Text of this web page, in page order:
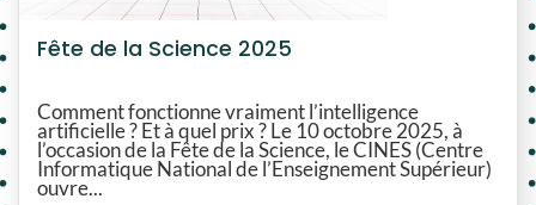
Fête de la Science 2025
Comment fonctionne vraiment l’intelligence
artificielle ? Et à quel prix ? Le 10 octobre 2025, à
l’occasion de la Fête de la Science, le CINES (Centre
Informatique National de l’Enseignement Supérieur)
ouvre...